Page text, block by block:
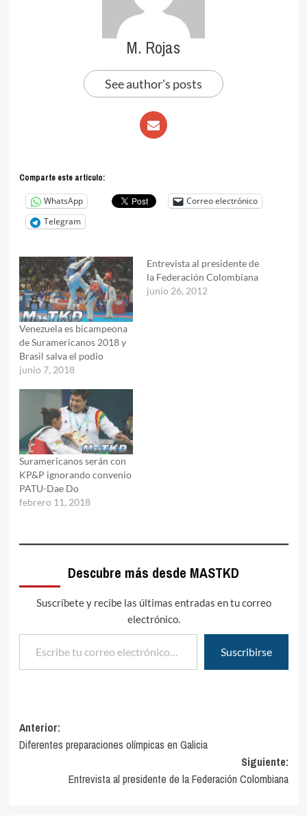
M. Rojas
See author's posts
Comparte este articulo:
WhatsApp
Correo electrónico
Telegram
Venezuela es bicampeona
de Suramericanos 2018 y
Brasil salva el podio
junio 7, 2018
Entrevista al presidente de
la Federación Colombiana
junio 26, 2012
Suramericanos serán con
KP&P ignorando convenio
PATU-Dae Do
febrero 11, 2018
Descubre más desde MASTKD
Suscríbete y recibe las últimas entradas en tu correo
electrónico.
Escribe tu correo electrónico…
Suscribirse
Navegación
de
entradas
Anterior:
Diferentes preparaciones olímpicas en Galicia
Siguiente:
Entrevista al presidente de la Federación Colombiana